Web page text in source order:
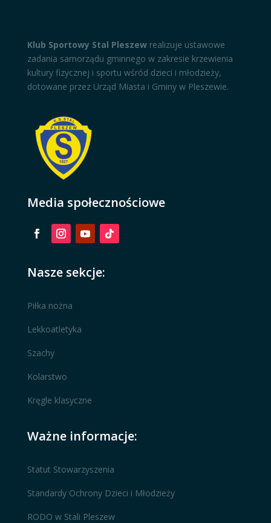
Klub Sportowy Stal Pleszewrealizuje ustawowe
zadania samorządu gminnego w zakresie krzewienia
kultury fizycznej i sportu wśród dzieci i młodzieży,
dotowane przez Urząd Miasta i Gminy w Pleszewie.
Media społecznościowe
Nasze sekcje:
Piłka nożna
Lekkoatletyka
Szachy
Kolarstwo
Kręgle klasyczne
Ważne informacje:
Statut Stowarzyszenia
Standardy Ochrony Dzieci i Młodzieży
RODO w Stali Pleszew